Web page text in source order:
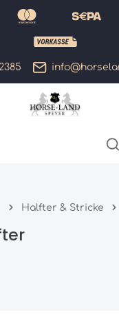
Halfter & Stricke